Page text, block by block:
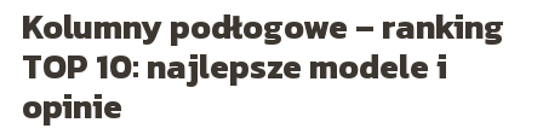
Kolumny podłogowe – ranking
TOP 10: najlepsze modele i
opinie